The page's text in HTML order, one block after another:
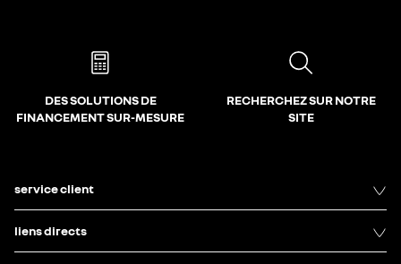
DES SOLUTIONS DE
FINANCEMENT SUR-MESURE
RECHERCHEZ SUR NOTRE
SITE
service client
liens directs